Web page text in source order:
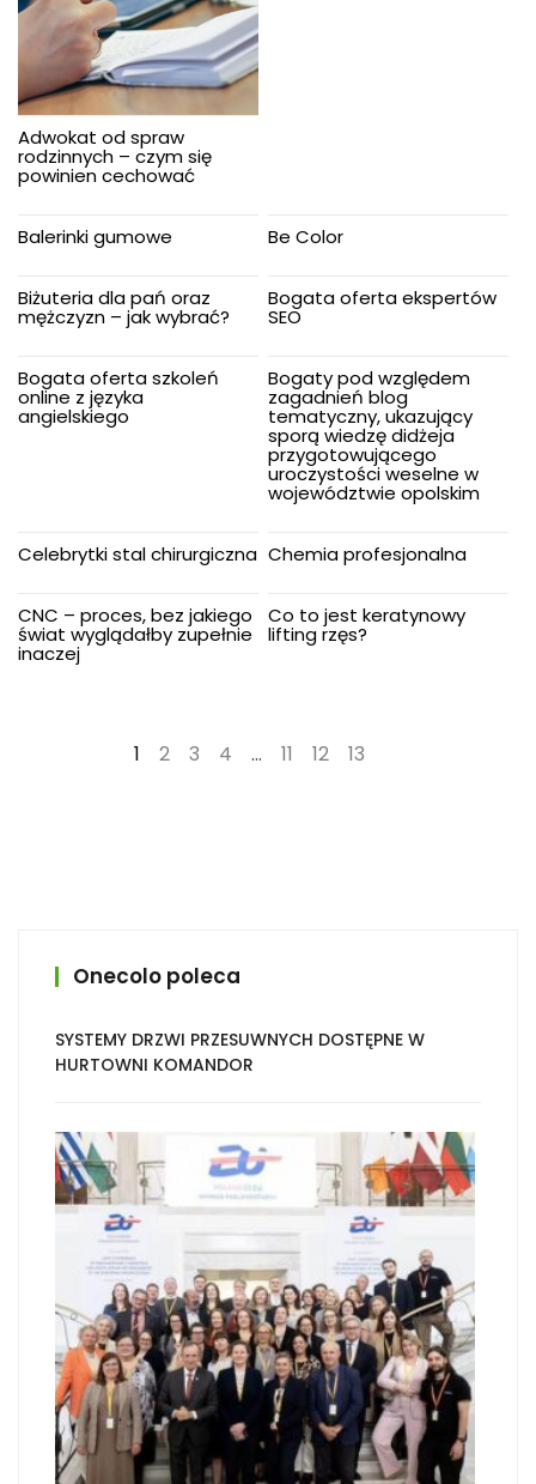
Adwokat od spraw
rodzinnych – czym się
powinien cechować
Balerinki gumowe Be Color
Biżuteria dla pań oraz
mężczyzn – jak wybrać?
Bogata oferta ekspertów
SEO
Bogata oferta szkoleń
online z języka
angielskiego
Bogaty pod względem
zagadnień blog
tematyczny, ukazujący
sporą wiedzę didżeja
przygotowującego
uroczystości weselne w
województwie opolskim
Celebrytki stal chirurgiczna Chemia profesjonalna
CNC – proces, bez jakiego
świat wyglądałby zupełnie
inaczej
Co to jest keratynowy
lifting rzęs?
1 2 3 4 … 11 12 13
Onecolo poleca
SYSTEMY DRZWI PRZESUWNYCH DOSTĘPNE W
HURTOWNI KOMANDOR